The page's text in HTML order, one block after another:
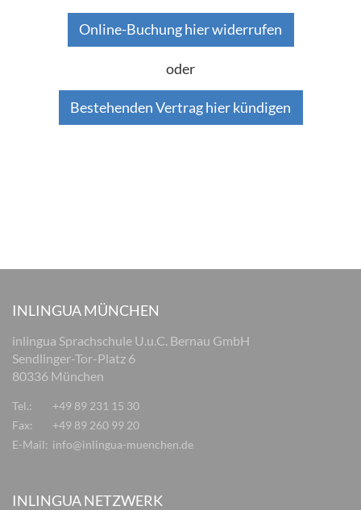
Online-Buchung hier widerrufen
oder
Bestehenden Vertrag hier kündigen
INLINGUA MÜNCHEN
inlingua Sprachschule U.u.C. Bernau GmbH
Sendlinger-Tor-Platz 6
80336 München
Tel.:
+49 89 231 15 30
Fax:
+49 89 260 99 20
E-Mail: info@inlingua-muenchen.de
INLINGUA NETZWERK